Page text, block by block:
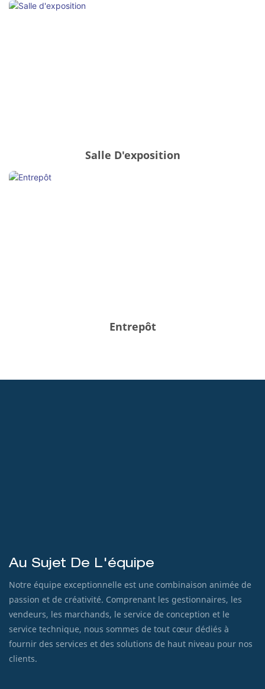
Salle D'exposition
Entrepôt
Au Sujet De L'équipe
Notre équipe exceptionnelle est une combinaison animée de
passion et de créativité. Comprenant les gestionnaires, les
vendeurs, les marchands, le service de conception et le
service technique, nous sommes de tout cœur dédiés à
fournir des services et des solutions de haut niveau pour nos
clients.